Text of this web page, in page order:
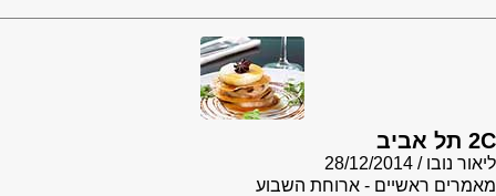
2C תל אביב
ליאור נובו
28/12/2014
מאמרים ראשיים - ארוחת השבוע